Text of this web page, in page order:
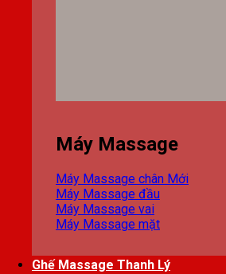
Máy Massage
Máy Massage chân
Máy Massage đầu
Máy Massage vai
Máy Massage mặt
Ghế Massage Thanh Lý